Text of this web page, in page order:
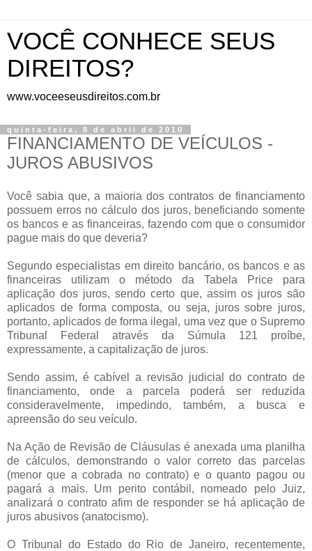
VOCÊ CONHECE SEUS
DIREITOS?
www.voceeseusdireitos.com.br
quinta-feira, 8 de abril de 2010
FINANCIAMENTO DE VEÍCULOS -
JUROS ABUSIVOS
Você sabia que, a maioria dos contratos de financiamento
possuem erros no cálculo dos juros, beneficiando somente
os bancos e as financeiras, fazendo com que o consumidor
pague mais do que deveria?
Segundo especialistas em direito bancário, os bancos e as
financeiras utilizam o método da Tabela Price para
aplicação dos juros, sendo certo que, assim os juros são
aplicados de forma composta, ou seja, juros sobre juros,
portanto, aplicados de forma ilegal, uma vez que o Supremo
Tribunal Federal através da Súmula 121 proíbe,
expressamente, a capitalização de juros.
Sendo assim, é cabível a revisão judicial do contrato de
financiamento, onde a parcela poderá ser reduzida
consideravelmente, impedindo, também, a busca e
apreensão do seu veículo.
Na Ação de Revisão de Cláusulas é anexada uma planilha
de cálculos, demonstrando o valor correto das parcelas
(menor que a cobrada no contrato) e o quanto pagou ou
pagará a mais. Um perito contábil, nomeado pelo Juiz,
analizará o contrato afim de responder se há aplicação de
juros abusivos (anatocismo).
O Tribunal do Estado do Rio de Janeiro, recentemente,